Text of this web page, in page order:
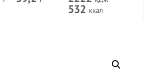
532 ккал